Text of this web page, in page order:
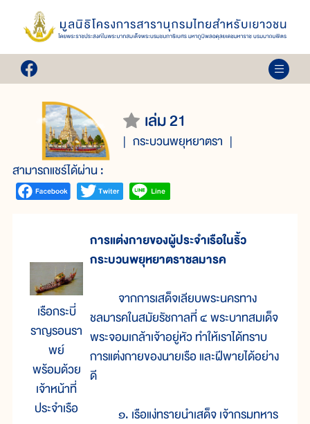
เล่ม 21
กระบวนพยุหยาตรา
สามารถแชร์ได้ผ่าน :
เรือกระบี่
ราญรอนรา
พย์
พร้อมด้วย
เจ้าหน้าที่
ประจำเรือ
การแต่งกายของผู้ประจำเรือในริ้ว
กระบวนพยุหยาตราชลมารค
จากการเสด็จเลียบพระนครทาง
ชลมารคในสมัยรัชกาลที่ ๔ พระบาทสมเด็จ
พระจอมเกล้าเจ้าอยู่หัว ทำให้เราได้ทราบ
การแต่งกายของนายเรือ และฝีพายได้อย่าง
ดี
๑. เรือแง่ทรายนำเสด็จ เจ้ากรมทหาร